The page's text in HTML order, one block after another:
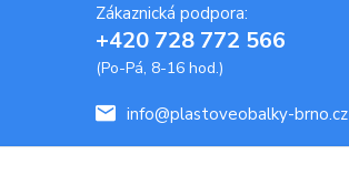
Zákaznická podpora:
+420 728 772 566
(Po-Pá, 8-16 hod.)
info@plastoveobalky-brno.cz